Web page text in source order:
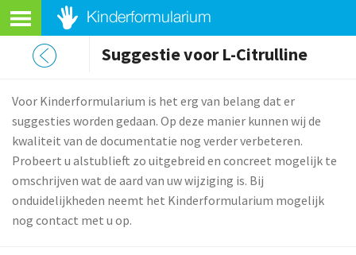
Suggestie voor L-Citrulline
Voor Kinderformularium is het erg van belang dat er
suggesties worden gedaan. Op deze manier kunnen wij de
kwaliteit van de documentatie nog verder verbeteren.
Probeert u alstublieft zo uitgebreid en concreet mogelijk te
omschrijven wat de aard van uw wijziging is. Bij
onduidelijkheden neemt het Kinderformularium mogelijk
nog contact met u op.